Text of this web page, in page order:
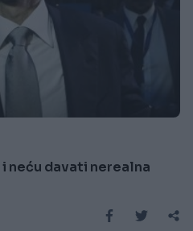
neću davati nerealna